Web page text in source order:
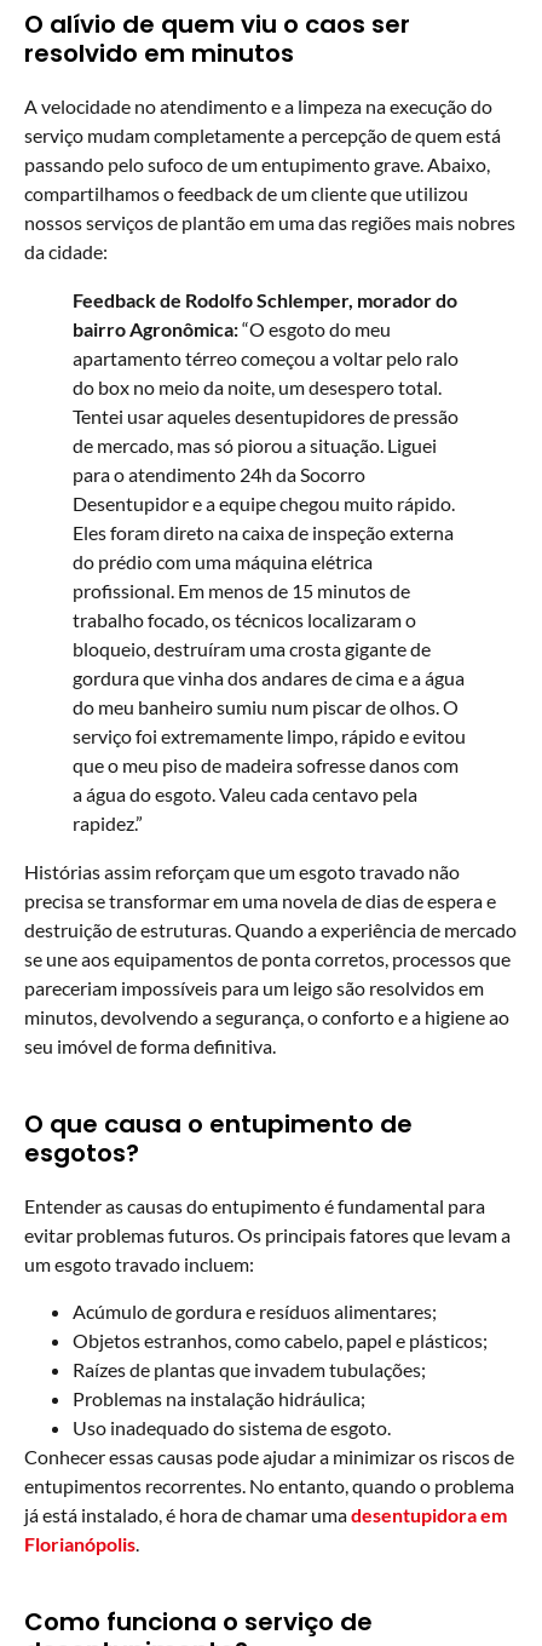
O alívio de quem viu o caos ser
resolvido em minutos
A velocidade no atendimento e a limpeza na execução do
serviço mudam completamente a percepção de quem está
passando pelo sufoco de um entupimento grave. Abaixo,
compartilhamos o feedback de um cliente que utilizou
nossos serviços de plantão em uma das regiões mais nobres
da cidade:
Feedback de Rodolfo Schlemper, morador do
bairro Agronômica:“O esgoto do meu
apartamento térreo começou a voltar pelo ralo
do box no meio da noite, um desespero total.
Tentei usar aqueles desentupidores de pressão
de mercado, mas só piorou a situação. Liguei
para o atendimento 24h da Socorro
Desentupidor e a equipe chegou muito rápido.
Eles foram direto na caixa de inspeção externa
do prédio com uma máquina elétrica
profissional. Em menos de 15 minutos de
trabalho focado, os técnicos localizaram o
bloqueio, destruíram uma crosta gigante de
gordura que vinha dos andares de cima e a água
do meu banheiro sumiu num piscar de olhos. O
serviço foi extremamente limpo, rápido e evitou
que o meu piso de madeira sofresse danos com
a água do esgoto. Valeu cada centavo pela
rapidez.”
Histórias assim reforçam que um esgoto travado não
precisa se transformar em uma novela de dias de espera e
destruição de estruturas. Quando a experiência de mercado
se une aos equipamentos de ponta corretos, processos que
pareceriam impossíveis para um leigo são resolvidos em
minutos, devolvendo a segurança, o conforto e a higiene ao
seu imóvel de forma definitiva.
O que causa o entupimento de
esgotos?
Entender as causas do entupimento é fundamental para
evitar problemas futuros. Os principais fatores que levam a
um esgoto travado incluem:
Acúmulo de gordura e resíduos alimentares;
Objetos estranhos, como cabelo, papel e plásticos;
Raízes de plantas que invadem tubulações;
Problemas na instalação hidráulica;
Uso inadequado do sistema de esgoto.
Conhecer essas causas pode ajudar a minimizar os riscos de
entupimentos recorrentes. No entanto, quando o problema
já está instalado, é hora de chamar umadesentupidora em
Florianópolis
Como funciona o serviço de